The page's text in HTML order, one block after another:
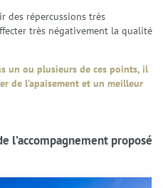
Adultes
Sophrologie
des répercussions très
très négativement la qualité
un ou plusieurs de ces points, il
de l’apaisement et un meilleur
l’accompagnement proposé